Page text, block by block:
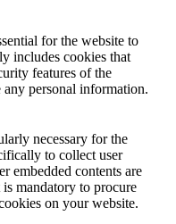
for the website to
includes cookies that
features of the
personal information.
necessary for the
to collect user
embedded contents are
mandatory to procure
on your website.